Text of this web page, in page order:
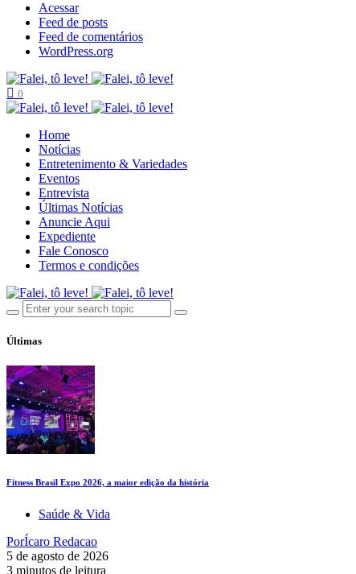
Acessar
Feed de posts
Feed de comentários
WordPress.org
0
Home
Notícias
Entretenimento & Variedades
Eventos
Entrevista
Últimas Notícias
Anuncie Aqui
Expediente
Fale Conosco
Termos e condições
Últimas
Fitness Brasil Expo 2026, a maior edição da história
Saúde & Vida
PorÍcaro Redacao
5 de agosto de 2026
3 minutos de leitura